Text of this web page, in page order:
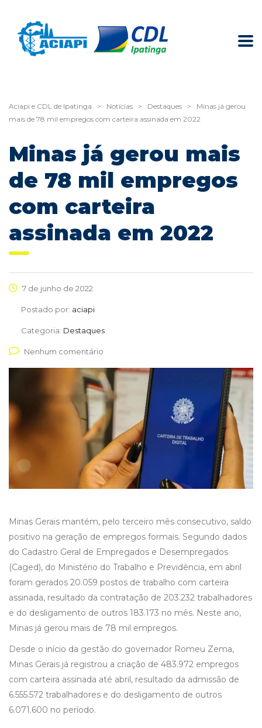
Aciapi e CDL de Ipatinga > Notícias > Destaques >
Minas já gerou
mais de 78 mil empregos com carteira assinada em 2022
Minas já gerou mais
de 78 mil empregos
com carteira
assinada em 2022
7 de junho de 2022
Postado por: aciapi
Categoria: Destaques
Nenhum comentário
Minas Gerais mantém, pelo terceiro mês consecutivo, saldo
positivo na geração de empregos formais. Segundo dados
do Cadastro Geral de Empregados e Desempregados
(Caged), do Ministério do Trabalho e Previdência, em abril
foram gerados 20.059 postos de trabalho com carteira
assinada, resultado da contratação de 203.232 trabalhadores
e do desligamento de outros 183.173 no mês. Neste ano,
Minas já gerou mais de 78 mil empregos.
Desde o início da gestão do governador Romeu Zema,
Minas Gerais já registrou a criação de 483.972 empregos
com carteira assinada até abril, resultado da admissão de
6.555.572 trabalhadores e do desligamento de outros
6.071.600 no período.